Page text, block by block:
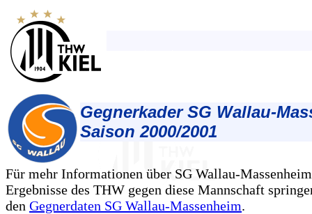
Gegnerkader SG Wallau-
Saison 2000/2001
Für mehr Informationen über SG Wallau-
Ergebnisse des THW gegen diese Mannschaft
den Gegnerdaten SG Wallau-Massenheim.